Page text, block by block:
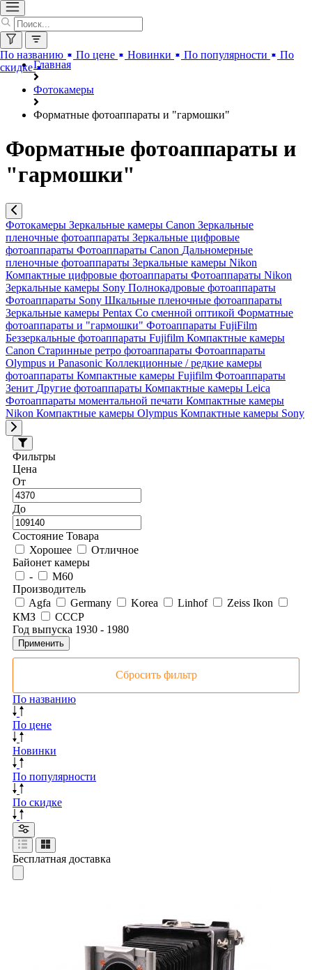
Главная
Фотокамеры
Форматные фотоаппараты и "гармошки"
По названию По цене Новинки По популярности
По
скидке
Форматные фотоаппараты и
"гармошки"
Фотокамеры Зеркальные камеры Canon Зеркальные
пленочные фотоаппараты Зеркальные цифровые
фотоаппараты Фотоаппараты Canon Дальномерные
пленочные фотоаппараты Зеркальные камеры Nikon
Компактные цифровые фотоаппараты Фотоаппараты Nikon
Зеркальные камеры Sony Полнокадровые фотоаппараты
Фотоаппараты Sony Шкальные пленочные фотоаппараты
Зеркальные камеры Pentax Со сменной оптикой Форматные
фотоаппараты и "гармошки" Фотоаппараты FujiFilm
Беззеркальные фотоаппараты Fujifilm Компактные камеры
Canon Старинные ретро фотоаппараты Фотоаппараты
Olympus и Panasonic Коллекционные / редкие камеры
фотоаппараты Компактные камеры Fujifilm Фотоаппараты
Зенит Другие фотоаппараты Компактные камеры Leica
Фотоаппараты моментальной печати Компактные камеры
Nikon Компактные камеры Olympus Компактные камеры Sony
Фильтры
Цена
От
До
Состояние Товара
Хорошее
Отличное
Байонет камеры
-
М60
Производитель
Agfa
Germany Korea Linhof
Zeiss Ikon
КМЗ
СССР
Год выпуска 1930 - 1980
Применить
Сбросить фильтр
По названию
По цене
Новинки
По популярности
По скидке
Бесплатная доставка